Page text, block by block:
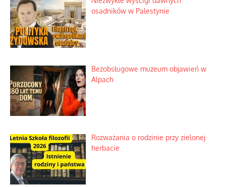
osadników w Palestynie
Bezobsługowe muzeum objawień w
Alpach
Rozważania o rodzinie przy zielonej
herbacie